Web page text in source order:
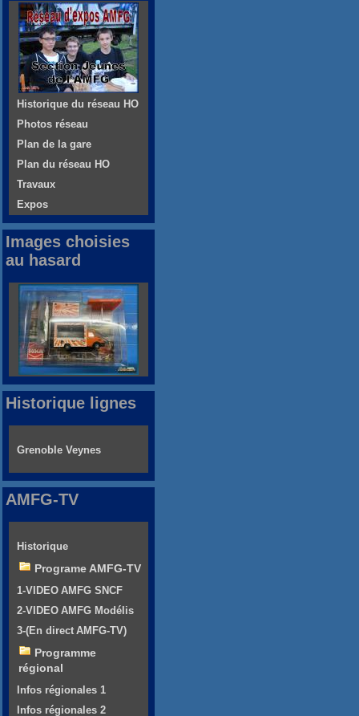
Historique du réseau HO
Photos réseau
Plan de la gare
Plan du réseau HO
Travaux
Expos
Images choisies
au hasard
Historique lignes
Grenoble Veynes
AMFG-TV
Historique
Programe AMFG-TV
1-VIDEO AMFG SNCF
2-VIDEO AMFG Modélis
3-(En direct AMFG-TV)
Programme
régional
Infos régionales 1
Infos régionales 2